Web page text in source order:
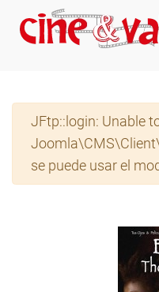
Skip to main content
Advertencia
JFtp::login: Unable
se puede usar el